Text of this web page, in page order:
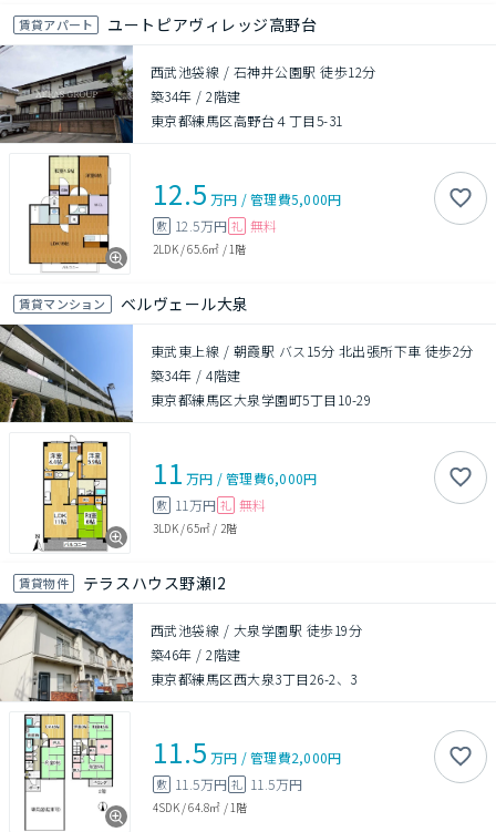
賃貸アパート ユートピアヴィレッジ高野台
西武池袋線 / 石神井公園駅 徒歩12分
築34年 /2階建
東京都練馬区高野台４丁目5-31
12.5 万円 /管理費5,000円
敷 12.5万円 礼 無料
2LDK/65.6㎡ / 1階
賃貸マンション ベルヴェール大泉
東武東上線 / 朝霞駅 バス15分 北出張所下車 徒歩2分
築34年 /4階建
東京都練馬区大泉学園町5丁目10-29
11 万円 /管理費6,000円
敷 11万円 礼 無料
3LDK/65㎡ / 2階
賃貸物件 テラスハウス野瀬I2
西武池袋線 / 大泉学園駅 徒歩19分
築46年 /2階建
東京都練馬区西大泉3丁目26-2、3
11.5 万円 /管理費2,000円
敷 11.5万円 礼 11.5万円
4SDK/64.8㎡ / 1階